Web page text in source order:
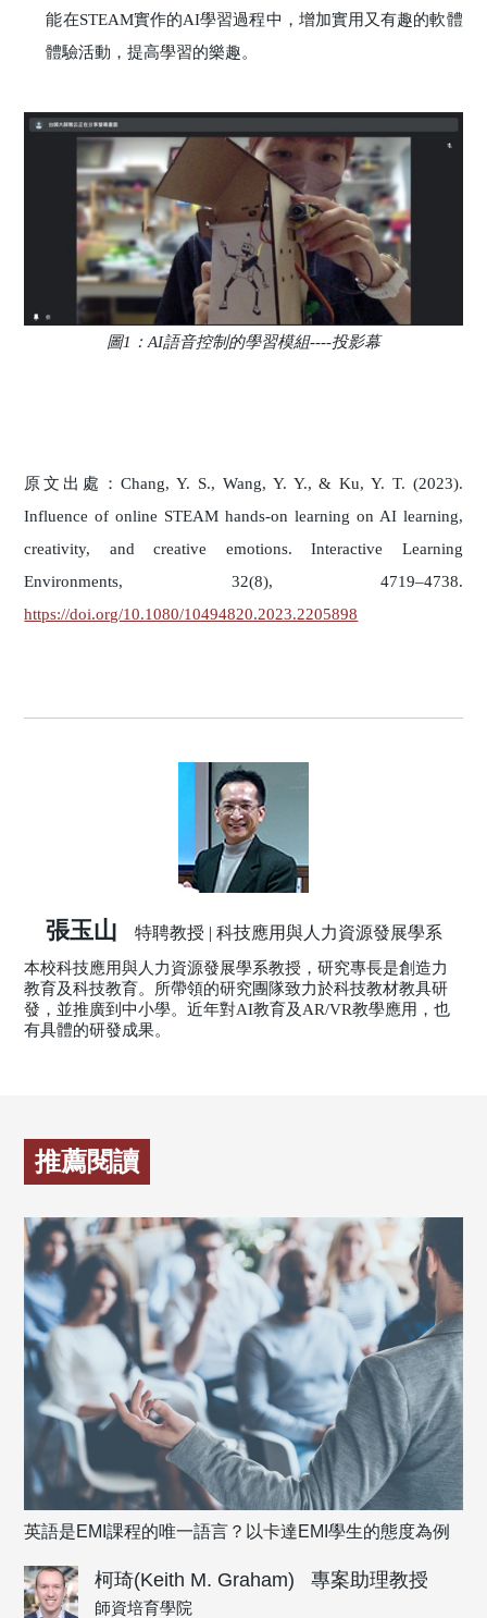
能在STEAM實作的AI學習過程中，增加實用又有趣的軟體
體驗活動，提高學習的樂趣。
圖1：AI語音控制的學習模組----投影幕
原文出處：Chang, Y. S., Wang, Y. Y., & Ku, Y. T. (2023).
Influence of online STEAM hands-on learning on AI learning,
creativity, and creative emotions. Interactive Learning
Environments, 32(8), 4719–4738.
https://doi.org/10.1080/10494820.2023.2205898
張玉山 特聘教授 | 科技應用與人力資源發展學系
本校科技應用與人力資源發展學系教授，研究專長是創造力
教育及科技教育。所帶領的研究團隊致力於科技教材教具研
發，並推廣到中小學。近年對AI教育及AR/VR教學應用，也
有具體的研發成果。
推薦閱讀
英語是EMI課程的唯一語言？以卡達EMI學生的態度為例
柯琦(Keith M. Graham) 專案助理教授
師資培育學院